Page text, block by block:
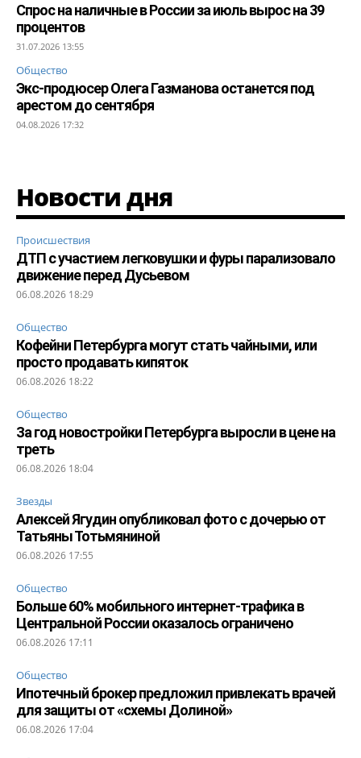
Спрос на наличные в России за июль вырос на 39
процентов
31.07.2026 13:55
Общество
Экс-продюсер Олега Газманова останется под
арестом до сентября
04.08.2026 17:32
Новости дня
Происшествия
ДТП с участием легковушки и фуры парализовало
движение перед Дусьевом
06.08.2026 18:29
Общество
Кофейни Петербурга могут стать чайными, или
просто продавать кипяток
06.08.2026 18:22
Общество
За год новостройки Петербурга выросли в цене на
треть
06.08.2026 18:04
Звезды
Алексей Ягудин опубликовал фото с дочерью от
Татьяны Тотьмяниной
06.08.2026 17:55
Общество
Больше 60% мобильного интернет-трафика в
Центральной России оказалось ограничено
06.08.2026 17:11
Общество
Ипотечный брокер предложил привлекать врачей
для защиты от «схемы Долиной»
06.08.2026 17:04